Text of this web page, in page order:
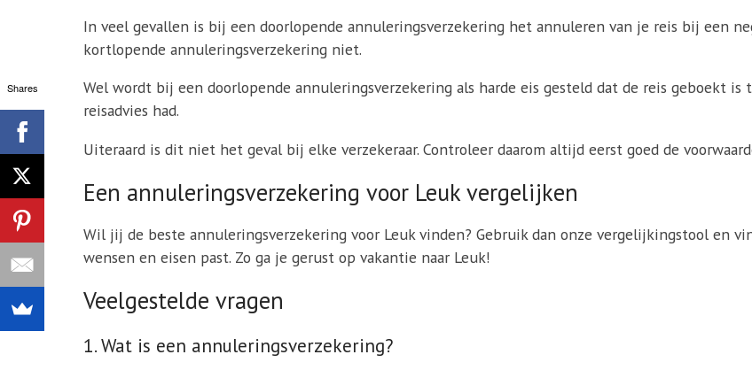
In veel gevallen is bij een doorlopende annuleringsverzekering het annuleren van je reis bij een
kortlopende annuleringsverzekering niet.
Wel wordt bij een doorlopende annuleringsverzekering als harde eis gesteld dat de reis geboekt
reisadvies had.
Uiteraard is dit niet het geval bij elke verzekeraar. Controleer daarom altijd eerst goed de
Een annuleringsverzekering voor Leuk vergelijken
Wil jij de beste annuleringsverzekering voor Leuk vinden? Gebruik dan onze vergelijkingstool en
wensen en eisen past. Zo ga je gerust op vakantie naar Leuk!
Veelgestelde vragen
1. Wat is een annuleringsverzekering?
Shares